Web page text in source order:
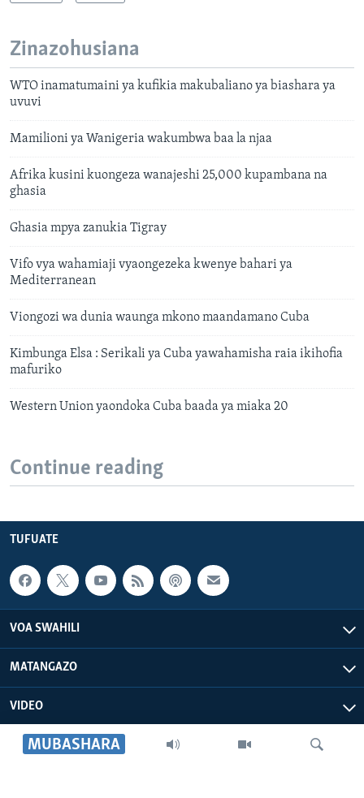
MUBASHARA
Zinazohusiana
WTO inamatumaini ya kufikia makubaliano ya biashara ya
uvuvi
Mamilioni ya Wanigeria wakumbwa baa la njaa
Afrika kusini kuongeza wanajeshi 25,000 kupambana na
ghasia
Ghasia mpya zanukia Tigray
Vifo vya wahamiaji vyaongezeka kwenye bahari ya
Mediterranean
Viongozi wa dunia waunga mkono maandamano Cuba
Kimbunga Elsa : Serikali ya Cuba yawahamisha raia ikihofia
mafuriko
Western Union yaondoka Cuba baada ya miaka 20
Continue reading
TUFUATE
VOA SWAHILI
MATANGAZO
VIDEO
VOA AFRICA